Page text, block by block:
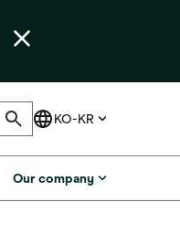
Our company